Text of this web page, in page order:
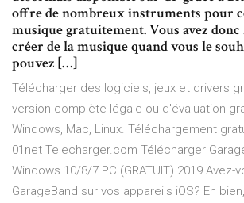
offre de nombreux instruments pour
musique gratuitement. Vous avez
créer de la musique quand vous le
pouvez […]
Télécharger des logiciels, jeux et drivers
version complète légale ou d'évaluation
Windows, Mac, Linux. Téléchargement
01net Telecharger.com Télécharger
Windows 10/8/7 PC (GRATUIT) 2019 Avez-
GarageBand sur vos appareils iOS? Eh